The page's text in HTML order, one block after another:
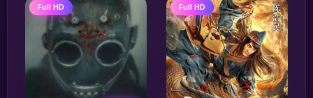
Full HD Full HD